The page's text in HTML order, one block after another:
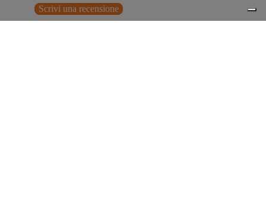
Scrivi una recensione